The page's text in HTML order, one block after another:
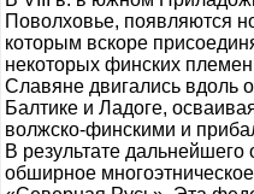
Поволховье, появляются
которым вскоре
некоторых финских
Славяне двигались вдоль
Балтике и Ладоге,
волжско-финскими и
В результате
обширное